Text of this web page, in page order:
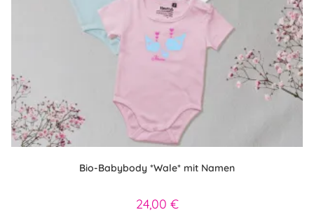
Bio-Babybody *Wale* mit Namen
24,00 €